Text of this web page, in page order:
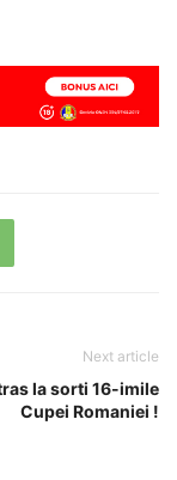
Next article
la sorti 16-imile
Cupei Romaniei !